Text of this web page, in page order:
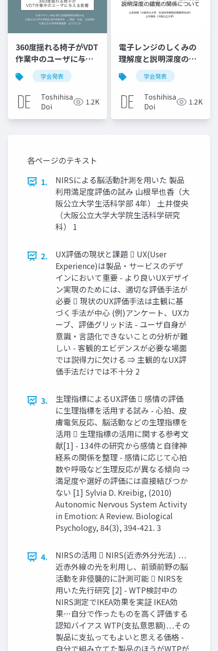
360度揺れる椅子がVDT
作業中のユーザに与え
る影響 学会発表
Toshihisa
Doi
1.2K
電子レンジのしくみの
理解度と説明深度の錯
覚の関係について
学会発表
Toshihisa
Doi
1.2K
各ページのテキスト
1.
NIRSによる脳活動計測を用いた 製品
利用満足度評価の試み 山根早也香（大
阪公立大学生活科学部 4年） 土井俊央
（大阪公立大学大学院生活科学研究
科） 1
2.
UX評価の現状と課題  UX(User
Experience)は製品・サービスのデザ
インにおいて重要 - より良いUXデザイ
ン実現のためには、適切な評価手法が
必要  現状のUX評価手法は主観に基
づく手法が中心 (例)アンケート、UXカ
ーブ、評価グリッド法 - ユーザ自身が
意識・言語化できないことの分析が難
しい - 客観的エビデンスが必要な場面
では説得力に欠ける ⇒ 主観的なUX評
価手法だけでは不十分 2
3.
生理指標によるUX評価  感情の評価
に生理指標を活用する試み - 心拍、皮
膚電気反応、脳活動などの生理指標を
活用  生理指標の活用に関する参考文
献[1] - 134件の研究から感情と自律神
経系の関係を整理 - 感情に応じて心拍
数や呼吸など生理反応が異なる傾向 ⇒
満足度や選好の評価には直接結びつか
ない [1] Sylvia D. Kreibig, (2010)
Autonomic Nervous System Activity
in Emotion: A Review. Biological
Psychology, 84(3), 394-421. 3
4.
NIRSの活用  NIRS(近赤外分光法) …
近赤外線の光を利用し、前頭前野の脳
活動を非侵襲的に計測可能  NIRSを
用いた先行研究 [2] - WTP検討中の
NIRS測定でIKEA効果を実証 IKEA効
果…自分で作ったものを高く評価する
認知バイアス WTP(支払意思額)…その
製品に支払ってもよいと思える価格 -